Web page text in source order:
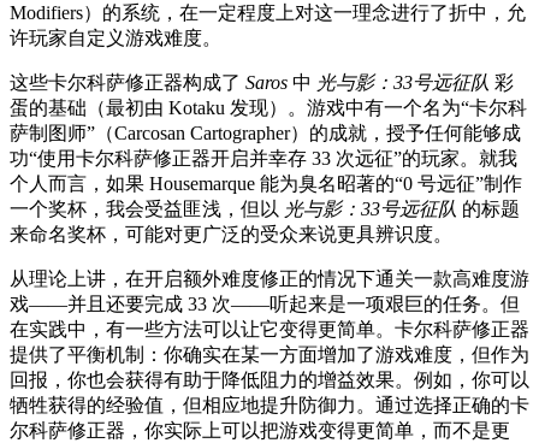
Modifiers）的系统，在一定程度上对这一理念进行了折中，允
许玩家自定义游戏难度。
这些卡尔科萨修正器构成了 Saros 中 光与影：33号远征队 彩
蛋的基础（最初由 Kotaku 发现）。游戏中有一个名为“卡尔科
萨制图师”（Carcosan Cartographer）的成就，授予任何能够成
功“使用卡尔科萨修正器开启并幸存 33 次远征”的玩家。就我
个人而言，如果 Housemarque 能为臭名昭著的“0 号远征”制作
一个奖杯，我会受益匪浅，但以 光与影：33号远征队 的标题
来命名奖杯，可能对更广泛的受众来说更具辨识度。
从理论上讲，在开启额外难度修正的情况下通关一款高难度游
戏——并且还要完成 33 次——听起来是一项艰巨的任务。但
在实践中，有一些方法可以让它变得更简单。卡尔科萨修正器
提供了平衡机制：你确实在某一方面增加了游戏难度，但作为
回报，你也会获得有助于降低阻力的增益效果。例如，你可以
牺牲获得的经验值，但相应地提升防御力。通过选择正确的卡
尔科萨修正器，你实际上可以把游戏变得更简单，而不是更